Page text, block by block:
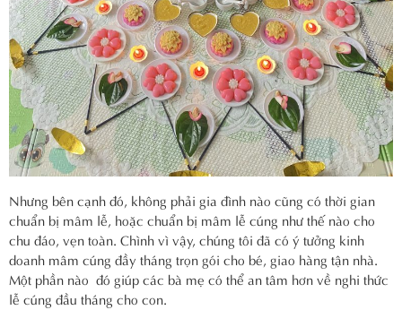
Nhưng bên cạnh đó, không phải gia đình nào cũng có thời gian
chuẩn bị mâm lễ, hoặc chuẩn bị mâm lễ cúng như thế nào cho
chu đáo, vẹn toàn. Chình vì vậy, chúng tôi đã có ý tưởng kinh
doanh mâm cúng đầy tháng trọn gói cho bé, giao hàng tận nhà.
Một phần nào đó giúp các bà mẹ có thể an tâm hơn về nghi thức
lễ cúng đầu tháng cho con.